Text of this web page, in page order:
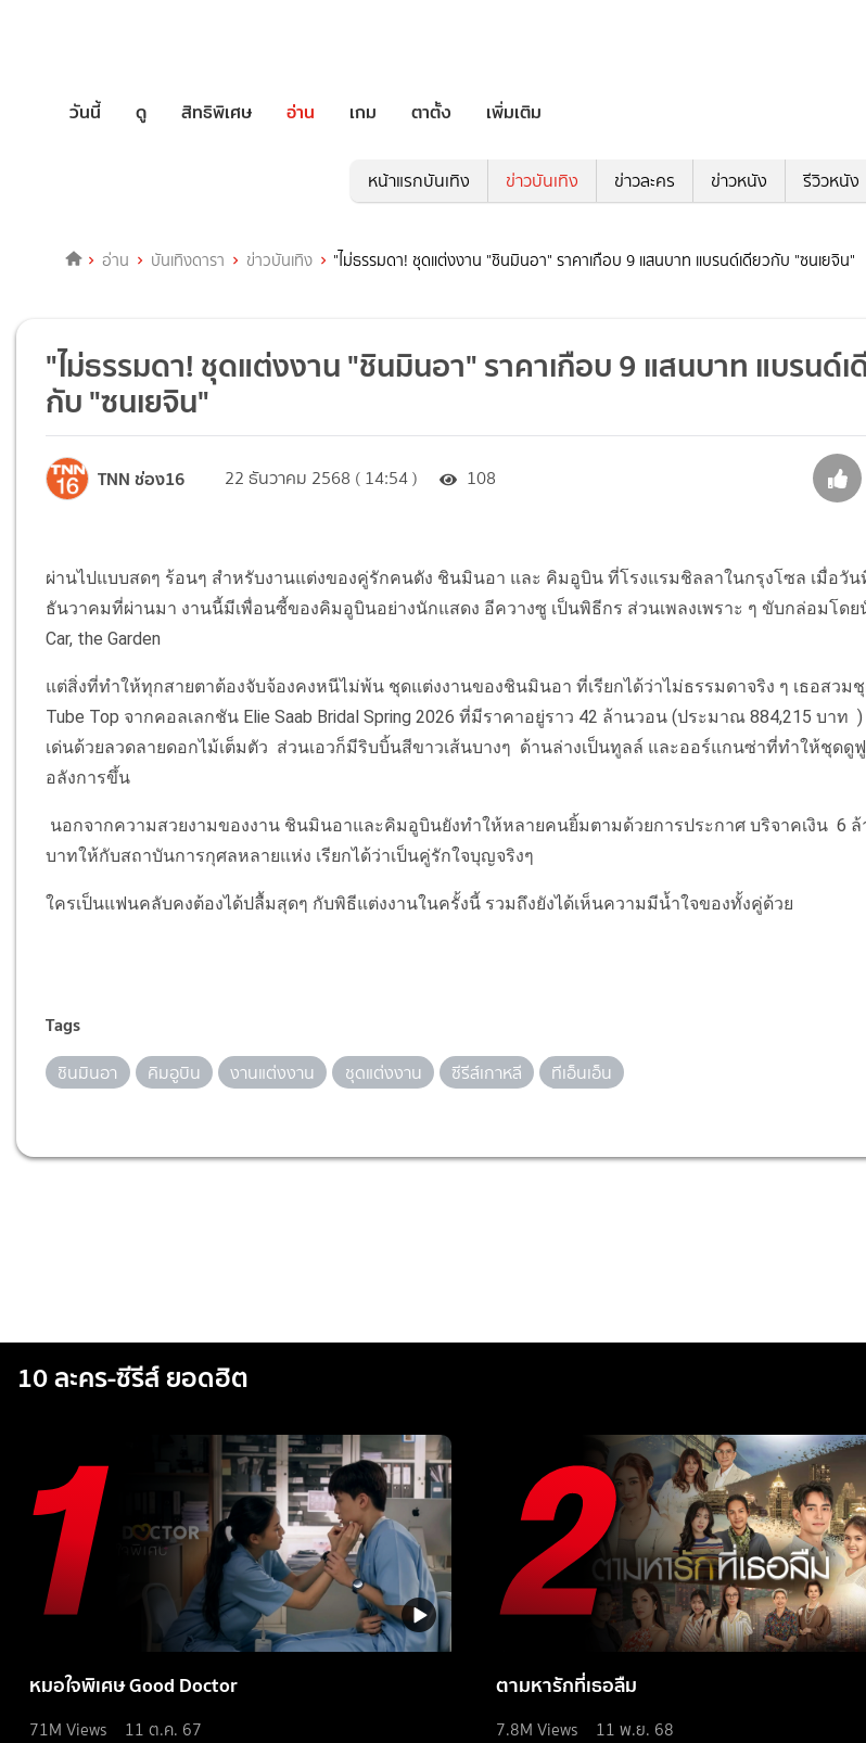
วันนี้ ดู สิทธิพิเศษ อ่าน เกม ตาตั้ง เพิ่มเติม
หน้าแรกบันเทิง ข่าวบันเทิง ข่าวละคร ข่าวหนัง รีวิวหนัง
อ่าน บันเทิงดารา ข่าวบันเทิง "ไม่ธรรมดา! ชุดแต่งงาน "ชินมินอา" ราคาเกือบ 9 แสนบาท แบรนด์เดียวกับ "ซนเยจิน"
"ไม่ธรรมดา! ชุดแต่งงาน "ชินมินอา" ราคาเกือบ 9 แสนบาท แบรนด์เ
กับ "ซนเยจิน"
TNN ช่อง16 22 ธันวาคม 2568 ( 14:54 ) 108
ผ่านไปแบบสดๆ ร้อนๆ สำหรับงานแต่งของคู่รักคนดัง ชินมินอา และ คิมอูบิน ที่โรงแรมชิลลาในกรุงโซล เมื่อวัน
ธันวาคมที่ผ่านมา งานนี้มีเพื่อนซี้ของคิมอูบินอย่างนักแสดง อีควางซู เป็นพิธีกร ส่วนเพลงเพราะ ๆ ขับกล่อมโดย
Car, the Garden
แต่สิ่งที่ทำให้ทุกสายตาต้องจับจ้องคงหนีไม่พ้น ชุดแต่งงานของชินมินอา ที่เรียกได้ว่าไม่ธรรมดาจริง ๆ เธอสวม
Tube Top จากคอลเลกชัน Elie Saab Bridal Spring 2026 ที่มีราคาอยู่ราว 42 ล้านวอน (ประมาณ 884,215 บาท
เด่นด้วยลวดลายดอกไม้เต็มตัว ส่วนเอวก็มีริบบิ้นสีขาวเส้นบางๆ ด้านล่างเป็นทูลล์ และออร์แกนซ่าที่ทำให้ชุดดู
อลังการขึ้น
นอกจากความสวยงามของงาน ชินมินอาและคิมอูบินยังทำให้หลายคนยิ้มตามด้วยการประกาศ บริจาคเงิน 6 ล้
บาทให้กับสถาบันการกุศลหลายแห่ง เรียกได้ว่าเป็นคู่รักใจบุญจริงๆ
ใครเป็นแฟนคลับคงต้องได้ปลื้มสุดๆ กับพิธีแต่งงานในครั้งนี้ รวมถึงยังได้เห็นความมีน้ำใจของทั้งคู่ด้วย
Tags
ชินมินอา คิมอูบิน งานแต่งงาน ชุดแต่งงาน ซีรีส์เกาหลี ทีเอ็นเอ็น
10 ละคร-ซีรีส์ ยอดฮิต
หมอใจพิเศษ Good Doctor
71M Views 11 ต.ค. 67
ตามหารักที่เธอลืม
7.8M Views 11 พ.ย. 68